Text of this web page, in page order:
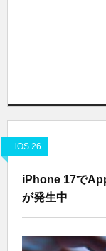
iOS 26
iPhone 17で
が発生中